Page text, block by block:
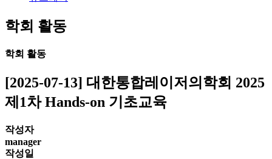
학회 활동
학회 활동
[2025-07-13] 대한통합레이저의학회 2025
제1차 Hands-on 기초교육
작성자
manager
작성일